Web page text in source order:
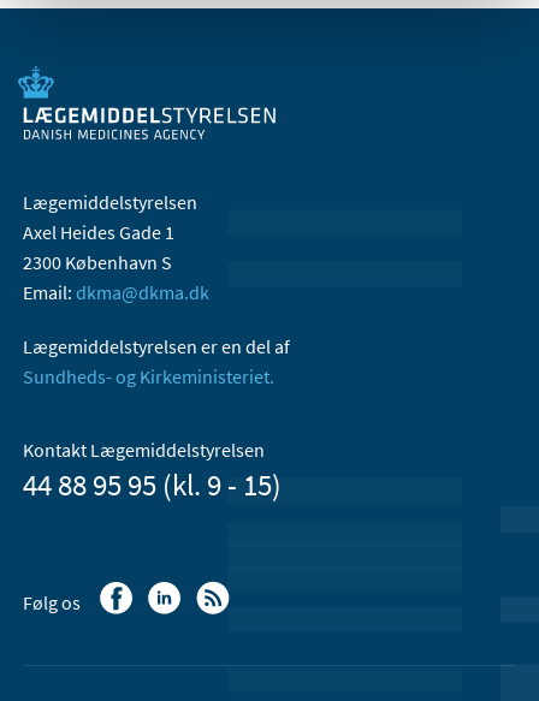
Lægemiddelstyrelsen
Axel Heides Gade 1
2300 København S
Email: dkma@dkma.dk
Lægemiddelstyrelsen er en del af
Sundheds- og Kirkeministeriet.
Kontakt Lægemiddelstyrelsen
44 88 95 95 (kl. 9 - 15)
Følg os